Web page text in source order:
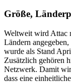
Größe,
Weltweit wird Attac
Ländern
wurde als Stand
Zusätzlich gehören
Netzwerk. Damit
dass eine